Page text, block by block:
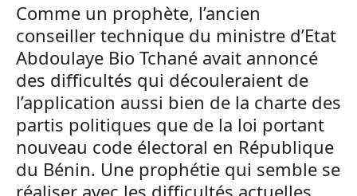
Comme un prophète, l’ancien
conseiller technique du ministre d’Etat
Abdoulaye Bio Tchané avait annoncé
des difficultés qui découleraient de
l’application aussi bien de la charte des
partis politiques que de la loi portant
nouveau code électoral en République
du Bénin. Une prophétie qui semble se
réaliser avec les difficultés actuelles